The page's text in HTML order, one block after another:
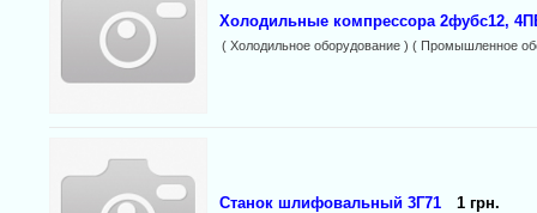
Холодильные компрессора 2фубс12,
( Холодильное оборудование ) ( Промышленное
Станок шлифовальный 3Г71 1 грн.